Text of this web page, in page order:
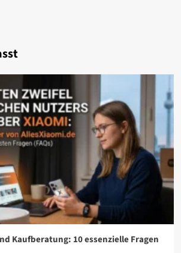
Kaufberatung: 10 essenzielle Fragen